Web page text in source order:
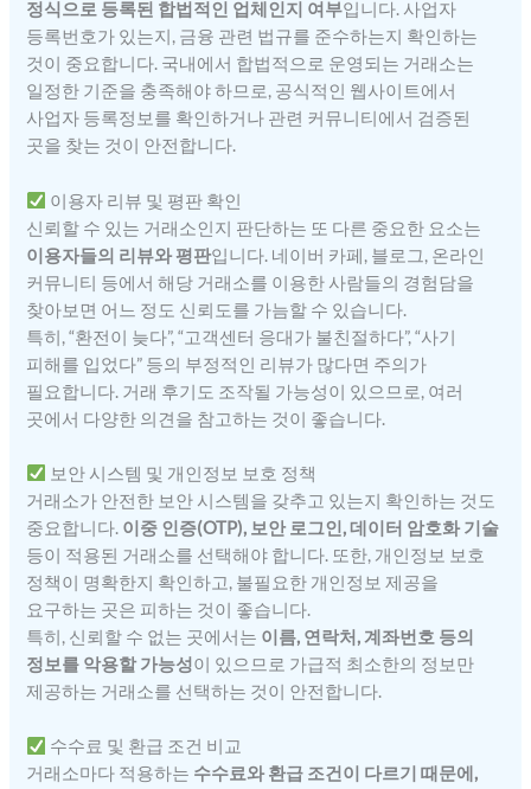
정식으로 등록된 합법적인 업체인지 여부입니다. 사업자
등록번호가 있는지, 금융 관련 법규를 준수하는지 확인하는
것이 중요합니다. 국내에서 합법적으로 운영되는 거래소는
일정한 기준을 충족해야 하므로, 공식적인 웹사이트에서
사업자 등록정보를 확인하거나 관련 커뮤니티에서 검증된
곳을 찾는 것이 안전합니다.
이용자 리뷰 및 평판 확인
신뢰할 수 있는 거래소인지 판단하는 또 다른 중요한 요소는
이용자들의 리뷰와 평판입니다. 네이버 카페, 블로그, 온라인
커뮤니티 등에서 해당 거래소를 이용한 사람들의 경험담을
찾아보면 어느 정도 신뢰도를 가늠할 수 있습니다.
특히, “환전이 늦다”, “고객센터 응대가 불친절하다”, “사기
피해를 입었다” 등의 부정적인 리뷰가 많다면 주의가
필요합니다. 거래 후기도 조작될 가능성이 있으므로, 여러
곳에서 다양한 의견을 참고하는 것이 좋습니다.
보안 시스템 및 개인정보 보호 정책
거래소가 안전한 보안 시스템을 갖추고 있는지 확인하는 것도
중요합니다. 이중 인증(OTP), 보안 로그인, 데이터 암호화 기술
등이 적용된 거래소를 선택해야 합니다. 또한, 개인정보 보호
정책이 명확한지 확인하고, 불필요한 개인정보 제공을
요구하는 곳은 피하는 것이 좋습니다.
특히, 신뢰할 수 없는 곳에서는 이름, 연락처, 계좌번호 등의
정보를 악용할 가능성이 있으므로 가급적 최소한의 정보만
제공하는 거래소를 선택하는 것이 안전합니다.
수수료 및 환급 조건 비교
거래소마다 적용하는 수수료와 환급 조건이 다르기 때문에,